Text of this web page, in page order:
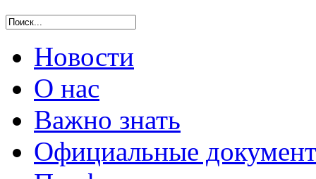
Новости
О нас
Важно знать
Официальные